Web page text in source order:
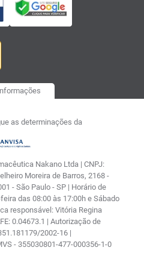
as determinações da
Nakano Ltda | CNPJ:
Moreira de Barros, 2168 -
- São Paulo - SP | Horário de
das 08:00 às 17:00h e Sábado
responsável: Vitória Regina
0.04673.1 | Autorização de
2002-16 |
- 355030801-477-000356-1-0